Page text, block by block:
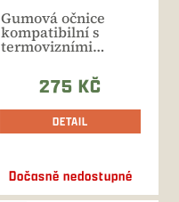
Dočasně nedostupné
Gumová očnice
kompatibilní s
termovizními
Night Pearl IR510.
275 KČ
DETAIL